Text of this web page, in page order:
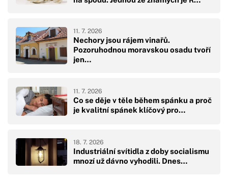
Nechory jsou rájem vinařů.
Pozoruhodnou moravskou osadu tvoří
jen…
11. 7. 2026
Co se děje v těle během spánku a proč
je kvalitní spánek klíčový pro…
11. 7. 2026
Industriální svítidla z doby socialismu
mnozí už dávno vyhodili. Dnes…
18. 7. 2026